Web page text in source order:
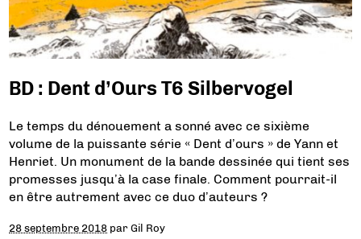
BD : Dent d’Ours T6 Silbervogel
Le temps du dénouement a sonné avec ce sixième
volume de la puissante série « Dent d’ours » de Yann et
Henriet. Un monument de la bande dessinée qui tient ses
promesses jusqu’à la case finale. Comment pourrait-il
en être autrement avec ce duo d’auteurs ?
28 septembre 2018 parGil Roy